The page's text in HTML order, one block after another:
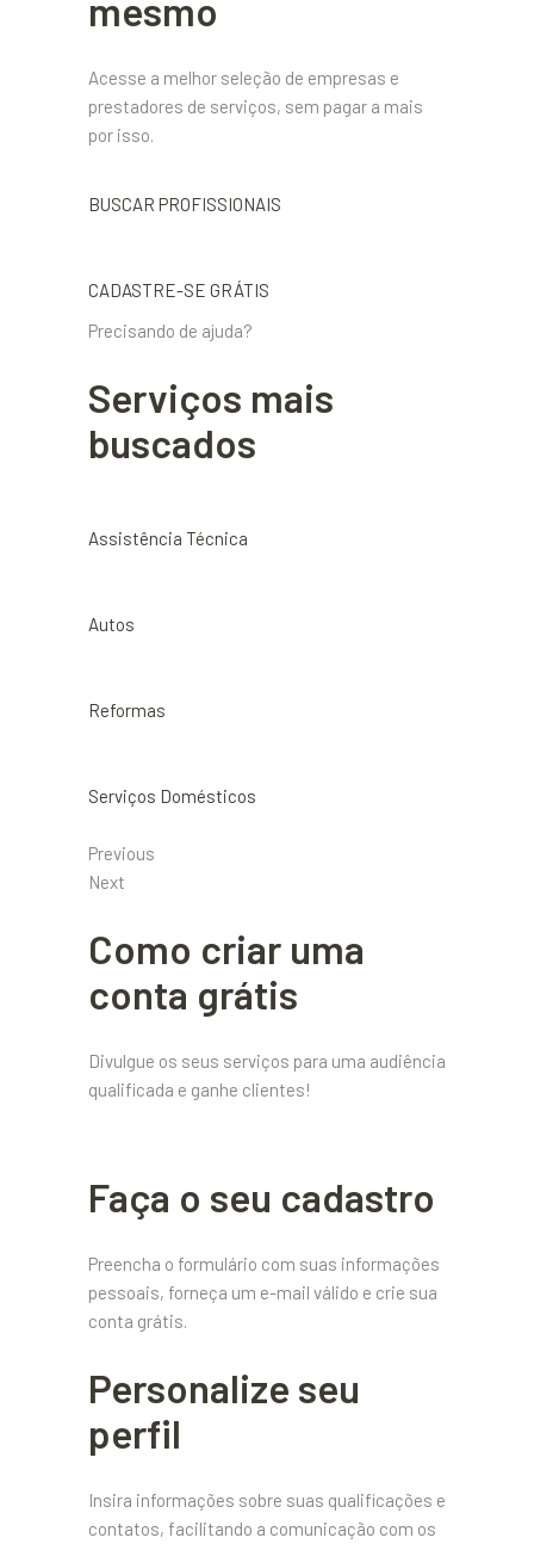
mesmo
Acesse a melhor seleção de empresas e
prestadores de serviços, sem pagar a mais
por isso.
BUSCAR PROFISSIONAIS
CADASTRE-SE GRÁTIS
Precisando de ajuda?
Serviços mais
buscados
Assistência Técnica
Autos
Reformas
Serviços Domésticos
Previous
Next
Como criar uma
conta grátis
Divulgue os seus serviços para uma audiência
qualificada e ganhe clientes!
Faça o seu cadastro
Preencha o formulário com suas informações
pessoais, forneça um e-mail válido e crie sua
conta grátis.
Personalize seu
perfil
Insira informações sobre suas qualificações e
contatos, facilitando a comunicação com os